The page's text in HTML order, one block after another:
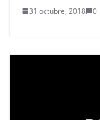
31 octubre, 2018 0